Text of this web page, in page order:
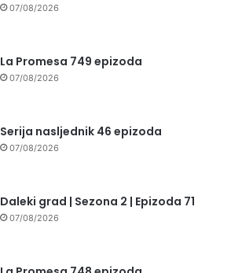
07/08/2026
La Promesa 749 epizoda
07/08/2026
Serija nasljednik 46 epizoda
07/08/2026
Daleki grad | Sezona 2 | Epizoda 71
07/08/2026